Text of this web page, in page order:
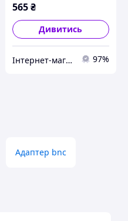
565₴
Дивитись
Інтернет-магазин DobroDIY 97%
Адаптер bnc